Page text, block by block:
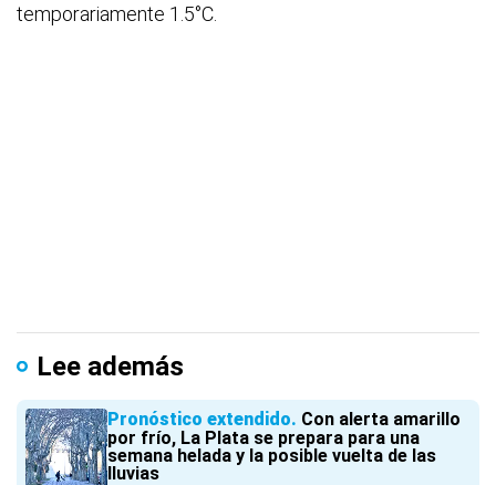
temporariamente 1.5°C.
Lee además
Pronóstico extendido Con alerta amarillo
por frío, La Plata se prepara para una
semana helada y la posible vuelta de las
lluvias